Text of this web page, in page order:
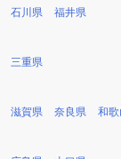
石川県 福井県
三重県
滋賀県 奈良県 和